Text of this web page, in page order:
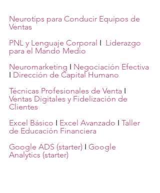
Neurotips para Conducir Equipos de
Ventas
PNL y Lenguaje Corporal I Liderazgo
para el Mando Medio
Neuromarketing I Negociación Efectiva
I Dirección de Capital Humano
Técnicas Profesionales de Venta I
Ventas Digitales y Fidelización de
Clientes
Excel Básico I Excel Avanzado I Taller
de Educación Financiera
Google ADS (starter) I Google
Analytics (starter)